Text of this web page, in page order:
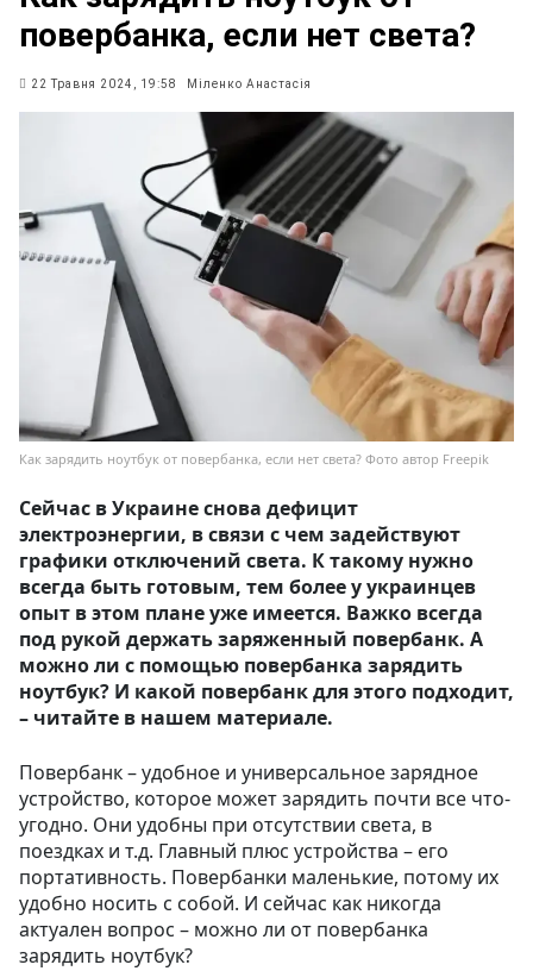
повербанка, если нет света?
22 Травня 2024, 19:58 Міленко Анастасія
Как зарядить ноутбук от повербанка, если нет света? Фото автор Freepik
Сейчас в Украине снова дефицит
электроэнергии, в связи с чем задействуют
графики отключений света. К такому нужно
всегда быть готовым, тем более у украинцев
опыт в этом плане уже имеется. Важко всегда
под рукой держать заряженный повербанк. А
можно ли с помощью повербанка зарядить
ноутбук? И какой повербанк для этого подходит,
– читайте в нашем материале.
Повербанк – удобное и универсальное зарядное
устройство, которое может зарядить почти все что-
угодно. Они удобны при отсутствии света, в
поездках и т.д. Главный плюс устройства – его
портативность. Повербанки маленькие, потому их
удобно носить с собой. И сейчас как никогда
актуален вопрос – можно ли от повербанка
зарядить ноутбук?